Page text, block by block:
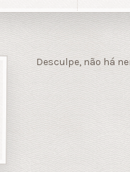
Desculpe, não há